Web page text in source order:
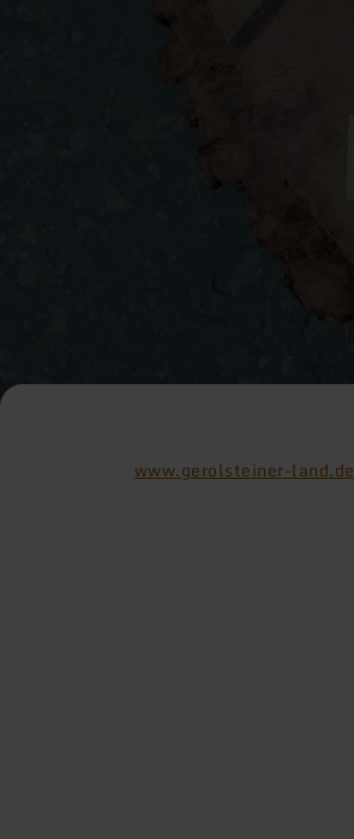
www.gerolsteiner-land.de